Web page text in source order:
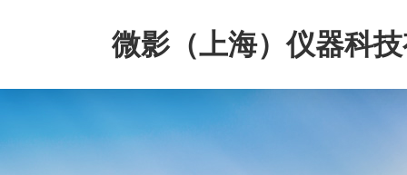
微影（上海）仪器科
司